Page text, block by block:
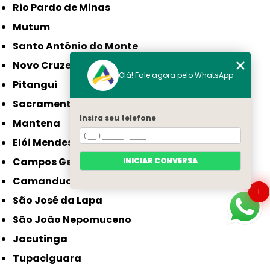
Rio Pardo de Minas
Mutum
Santo Antônio do Monte
Novo Cruzeiro
Pitangui
Sacramento
Mantena
Elói Mendes
Campos Gerais
Camanducaia
São José da Lapa
São João Nepomuceno
Jacutinga
Tupaciguara
1
Olá! Fale agora pelo WhatsApp
Insira seu telefone
INICIAR CONVERSA